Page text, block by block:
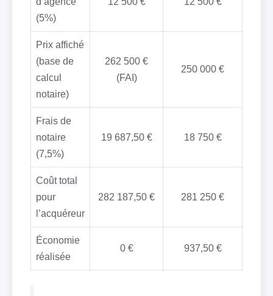
(5%)
Prix affiché
(base de
calcul
notaire)
262 500 €
(FAI)
250 000 €
Frais de
notaire
(7,5%)
19 687,50 € 18 750 €
Coût total
pour
l’acquéreur
282 187,50 € 281 250 €
Économie
réalisée
0 € 937,50 €